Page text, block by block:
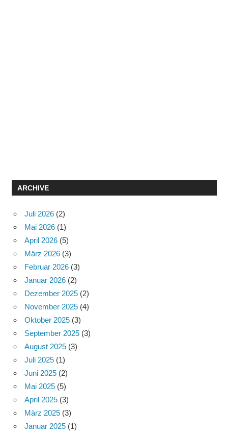
ARCHIVE
Juli 2026 (2)
Mai 2026 (1)
April 2026 (5)
März 2026 (3)
Februar 2026 (3)
Januar 2026 (2)
Dezember 2025 (2)
November 2025 (4)
Oktober 2025 (3)
September 2025 (3)
August 2025 (3)
Juli 2025 (1)
Juni 2025 (2)
Mai 2025 (5)
April 2025 (3)
März 2025 (3)
Januar 2025 (1)